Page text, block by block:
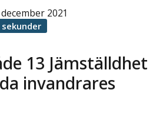
13 Jämställdhet
invandrares
2021